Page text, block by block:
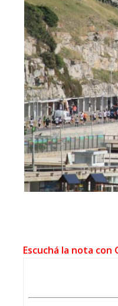
Escuchá la nota